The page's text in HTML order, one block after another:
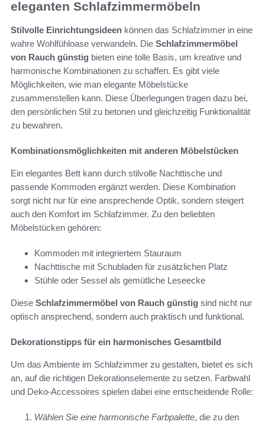
eleganten Schlafzimmermöbeln
Stilvolle Einrichtungsideen können das Schlafzimmer in eine
wahre Wohlfühloase verwandeln. Die Schlafzimmermöbel
von Rauch günstig bieten eine tolle Basis, um kreative und
harmonische Kombinationen zu schaffen. Es gibt viele
Möglichkeiten, wie man elegante Möbelstücke
zusammenstellen kann. Diese Überlegungen tragen dazu bei,
den persönlichen Stil zu betonen und gleichzeitig Funktionalität
zu bewahren.
Kombinationsmöglichkeiten mit anderen Möbelstücken
Ein elegantes Bett kann durch stilvolle Nachttische und
passende Kommoden ergänzt werden. Diese Kombination
sorgt nicht nur für eine ansprechende Optik, sondern steigert
auch den Komfort im Schlafzimmer. Zu den beliebten
Möbelstücken gehören:
Kommoden mit integriertem Stauraum
Nachttische mit Schubladen für zusätzlichen Platz
Stühle oder Sessel als gemütliche Leseecke
Diese Schlafzimmermöbel von Rauch günstig sind nicht nur
optisch ansprechend, sondern auch praktisch und funktional.
Dekorationstipps für ein harmonisches Gesamtbild
Um das Ambiente im Schlafzimmer zu gestalten, bietet es sich
an, auf die richtigen Dekorationselemente zu setzen. Farbwahl
und Deko-Accessoires spielen dabei eine entscheidende Rolle:
Wählen Sie eine harmonische Farbpalette, die zu den